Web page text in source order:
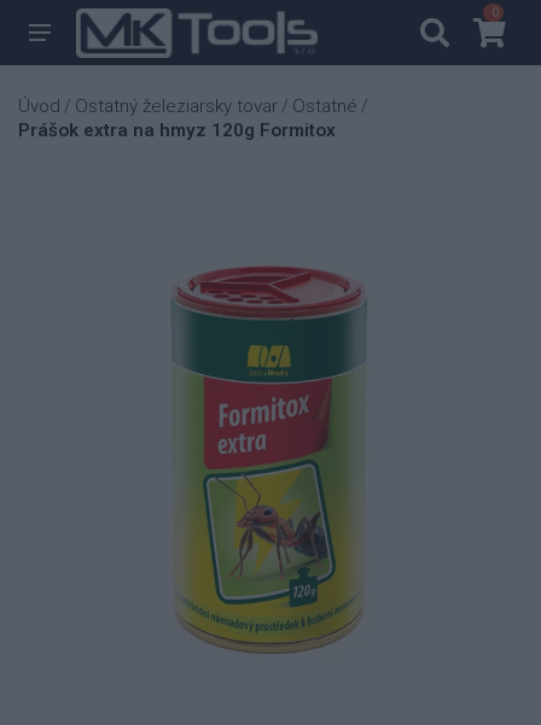
00
Úvod / Ostatný železiarsky tovar / Ostatné /
Prášok extra na hmyz 120g Formitox